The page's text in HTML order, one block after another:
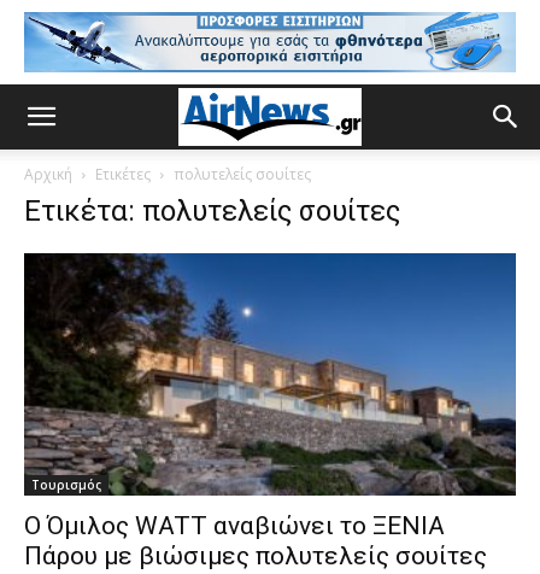
Αρχική Ετικέτες πολυτελείς σουίτες
Ετικέτα: πολυτελείς σουίτες
Τουρισμός
Ο Όμιλος WATT αναβιώνει το ΞΕΝΙΑ
Πάρου με βιώσιμες πολυτελείς σουίτες